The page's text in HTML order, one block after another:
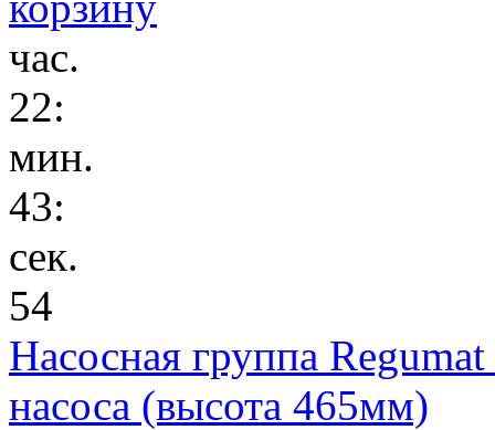
час.
22:
мин.
43:
сек.
54
Насосная группа
насоса (высота 465мм)